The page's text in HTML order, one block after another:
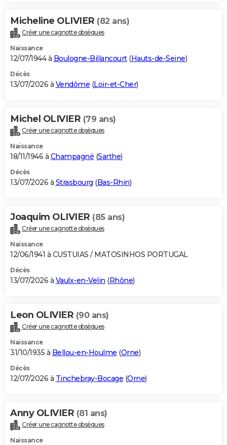
Micheline OLIVIER (82 ans)
Créer une cagnotte obsèques
Naissance
12/07/1944 à Boulogne-Billancourt(Hauts-de-Seine)
Décès
13/07/2026 à Vendôme (Loir-et-Cher)
Michel OLIVIER (79 ans)
Créer une cagnotte obsèques
Naissance
18/11/1946 à Champagné (Sarthe)
Décès
13/07/2026 à Strasbourg (Bas-Rhin)
Joaquim OLIVIER (85 ans)
Créer une cagnotte obsèques
Naissance
12/06/1941 à CUSTUIAS / MATOSINHOS PORTUGAL
Décès
13/07/2026 à Vaulx-en-Velin (Rhône)
Leon OLIVIER (90 ans)
Créer une cagnotte obsèques
Naissance
31/10/1935 à Bellou-en-Houlme (Orne)
Décès
12/07/2026 à Tinchebray-Bocage (Orne)
Anny OLIVIER (81 ans)
Créer une cagnotte obsèques
Naissance